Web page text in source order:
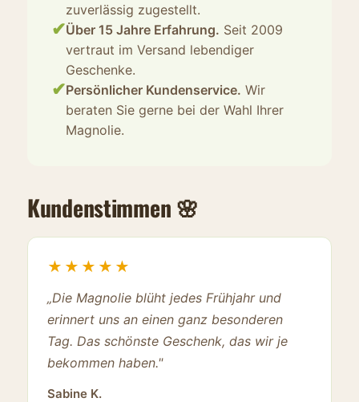
zuverlässig zugestellt.
✔Über 15 Jahre Erfahrung. Seit 2009
vertraut im Versand lebendiger
Geschenke.
✔Persönlicher Kundenservice. Wir
beraten Sie gerne bei der Wahl Ihrer
Magnolie.
Kundenstimmen 🌸
★★★★★
„Die Magnolie blüht jedes Frühjahr und
erinnert uns an einen ganz besonderen
Tag. Das schönste Geschenk, das wir je
bekommen haben."
Sabine K.